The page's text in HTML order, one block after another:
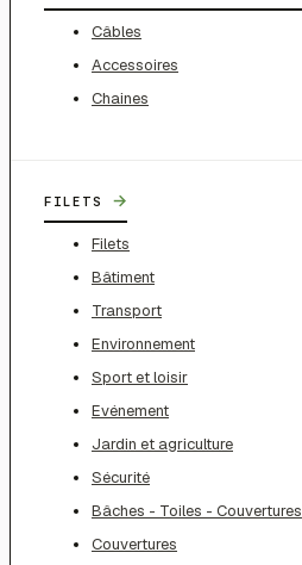
Câbles
Accessoires
Chaines
FILETS →
Filets
Bâtiment
Transport
Environnement
Sport et loisir
Evénement
Jardin et agriculture
Sécurité
Bâches - Toiles - Couvertures
Couvertures